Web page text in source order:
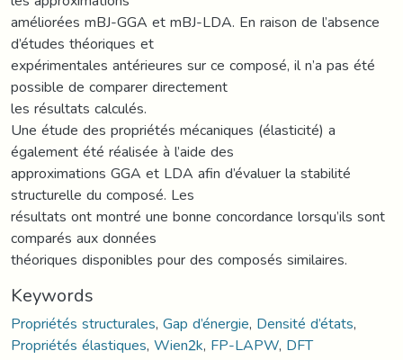
améliorées mBJ-GGA et mBJ-LDA. En raison de l’absence
d’études théoriques et
expérimentales antérieures sur ce composé, il n’a pas été
possible de comparer directement
les résultats calculés.
Une étude des propriétés mécaniques (élasticité) a
également été réalisée à l’aide des
approximations GGA et LDA afin d’évaluer la stabilité
structurelle du composé. Les
résultats ont montré une bonne concordance lorsqu’ils sont
comparés aux données
théoriques disponibles pour des composés similaires.
Keywords
Propriétés structurales,Gap d’énergie, Densité d’états,
Propriétés élastiques,Wien2k, FP-LAPW, DFT